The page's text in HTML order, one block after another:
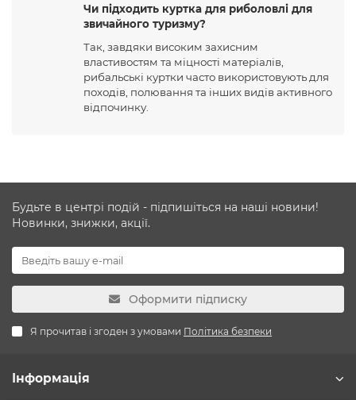
Чи підходить куртка для риболовлі для
звичайного туризму?
Так, завдяки високим захисним
властивостям та міцності матеріалів,
рибальські куртки часто використовують для
походів, полювання та інших видів активного
відпочинку.
Будьте в центрі подій - підпишіться на наші новини!
Новинки, знижки, акції.
Оформити підписку
Я прочитав і згоден з умовами Політика безпеки
Інформація